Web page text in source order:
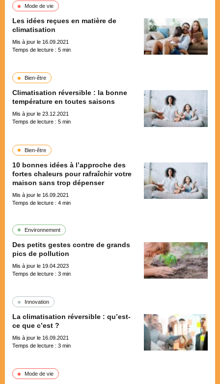
Mode de vie
Les idées reçues en matière de
climatisation
Mis à jour le 16.09.2021
Temps de lecture : 5 min
Bien-être
Climatisation réversible : la bonne
température en toutes saisons
Mis à jour le 23.12.2021
Temps de lecture : 5 min
Bien-être
10 bonnes idées à l’approche des
fortes chaleurs pour rafraîchir votre
maison sans trop dépenser
Mis à jour le 16.09.2021
Temps de lecture : 4 min
Environnement
Des petits gestes contre de grands
pics de pollution
Mis à jour le 19.04.2023
Temps de lecture : 3 min
Innovation
La climatisation réversible : qu’est-
ce que c’est ?
Mis à jour le 16.09.2021
Temps de lecture : 3 min
Mode de vie